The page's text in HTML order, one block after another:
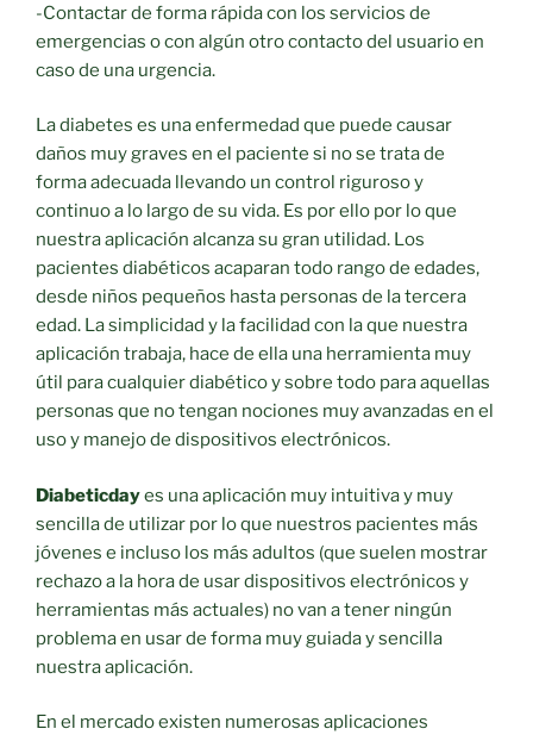
-Contactar de forma rápida con los servicios de
emergencias o con algún otro contacto del usuario en
caso de una urgencia.
La diabetes es una enfermedad que puede causar
daños muy graves en el paciente si no se trata de
forma adecuada llevando un control riguroso y
continuo a lo largo de su vida. Es por ello por lo que
nuestra aplicación alcanza su gran utilidad. Los
pacientes diabéticos acaparan todo rango de edades,
desde niños pequeños hasta personas de la tercera
edad. La simplicidad y la facilidad con la que nuestra
aplicación trabaja, hace de ella una herramienta muy
útil para cualquier diabético y sobre todo para aquellas
personas que no tengan nociones muy avanzadas en el
uso y manejo de dispositivos electrónicos.
Diabeticdayes una aplicación muy intuitiva y muy
sencilla de utilizar por lo que nuestros pacientes más
jóvenes e incluso los más adultos (que suelen mostrar
rechazo a la hora de usar dispositivos electrónicos y
herramientas más actuales) no van a tener ningún
problema en usar de forma muy guiada y sencilla
nuestra aplicación.
En el mercado existen numerosas aplicaciones